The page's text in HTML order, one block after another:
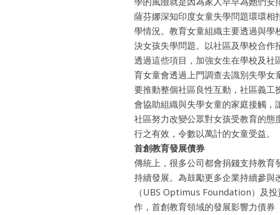
薩芬娜深知印度女童失學問題環環
學情況。教育女童組織主要透過與
決女孩失學問題。以社區及學校合作
透過這些項目，加強女生在學校及
育女童會透過上門調查去識別失學女
要推動整個社區良性互動，社區義
會協助組織與失學女童的家庭接觸
社區努力改變公眾對女孩受教育的
行之有效，令數以萬計的女童受益。
首創教育發展債券
傳統上，很多公司都會捐錢支持教
持續發展。為鼓勵更多企業持續參
（UBS Optimus Foundation）及
作，首創教育領域的發展影響力債